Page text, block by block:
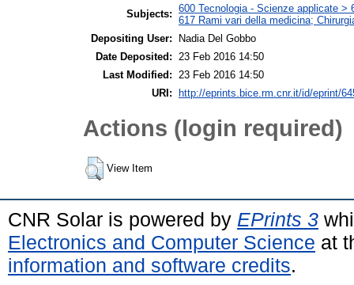
Subjects: 600 Tecnologia - Scienze applicate
617 Rami vari della medicina;
Depositing User:
Nadia Del Gobbo
Date Deposited:
23 Feb 2016 14:50
Last Modified:
23 Feb 2016 14:50
URI:
http://eprints.bice.rm.cnr.it/id/eprint/
Actions (login required)
View Item
CNR Solar is powered by EPrints 3
Electronics and Computer Science at
information and software credits.